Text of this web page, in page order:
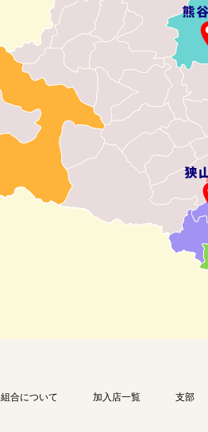
組合について 加入店一覧 支部